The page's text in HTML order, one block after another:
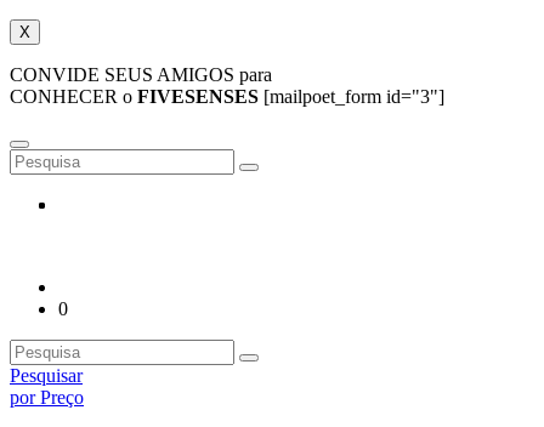
X
CONVIDE SEUS AMIGOS para
CONHECER o FIVESENSES [mailpoet_form id="3"]
0
Pesquisar
por Preço